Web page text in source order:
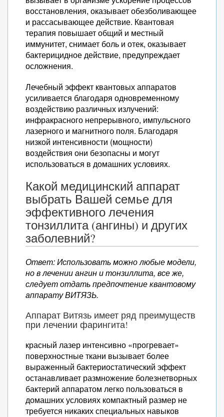
восстановления, оказывает обезболивающее
и рассасывающее действие. Квантовая
терапия повышает общий и местный
иммунитет, снимает боль и отек, оказывает
бактерицидное действие, предупреждает
осложнения.
Лечебный эффект квантовых аппаратов
усиливается благодаря одновременному
воздействию различных излучений:
инфракрасного непрерывного, импульсного
лазерного и магнитного поля. Благодаря
низкой интенсивности (мощности)
воздействия они безопасны и могут
использоваться в домашних условиях.
Какой медицинский аппарат
выбрать Вашей семье для
эффективного лечения
тонзиллита (ангины) и других
заболевний?
Ответ: Использовать можно любые модели,
но в лечении ангин и тонзиллита, все же,
следует отдать предпочтение квантовому
аппарату ВИТЯЗЬ.
Аппарат Витязь имеет ряд преимуществ
при лечении фарингита!
красный лазер интенсивно «прогревает»
поверхностные ткани вызывает более
выраженный бактериостатический эффект
останавливает размножение болезнетворных
бактерий аппаратом легко пользоваться в
домашних условиях компактный размер не
требуется никаких специальных навыков